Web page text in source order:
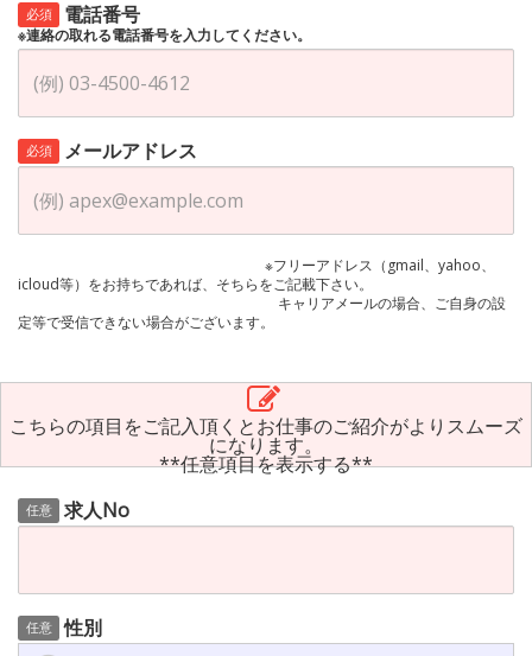
必須 電話番号
※連絡の取れる電話番号を入力してください。
必須 メールアドレス
※フリーアドレス（gmail、yahoo、
icloud等）をお持ちであれば、そちらをご記載下さい。
キャリアメールの場合、ご自身の設
定等で受信できない場合がございます。
こちらの項目をご記入頂くとお仕事のご紹介がよりスムーズ
になります。
**任意項目を表示する**
任意 求人No
任意 性別